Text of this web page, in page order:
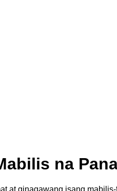
na
at ginagawang isang